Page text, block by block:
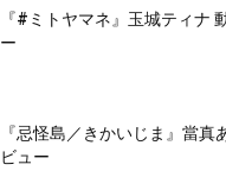
『#ミトヤマネ』玉城ティナ
ー
『忌怪島／きかいじま』當真
ビュー